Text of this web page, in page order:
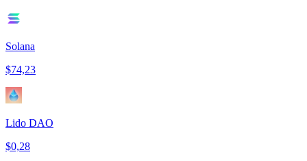
Solana
$74,23
Lido DAO
$0,28